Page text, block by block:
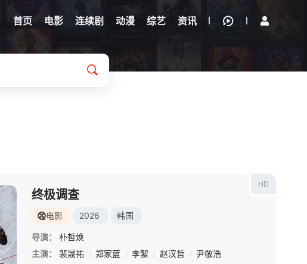
首页 电影 连续剧 动漫 综艺 资讯
HD
终极调查
电影 2026 韩国
导演：
朴哲焕
主演：
裴晟祐 / 郑家蓝 / 李絮 / 赵汉哲 / 尹敬浩